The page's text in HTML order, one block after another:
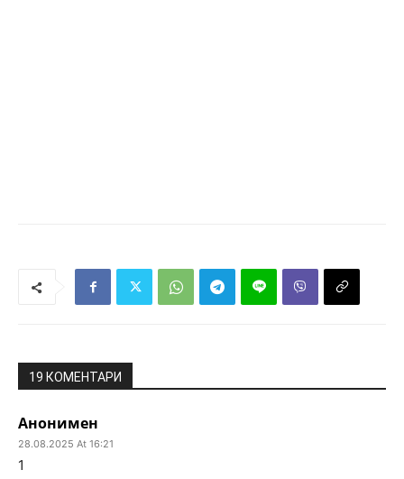
19 КОМЕНТАРИ
Анонимен
28.08.2025 At 16:21
1